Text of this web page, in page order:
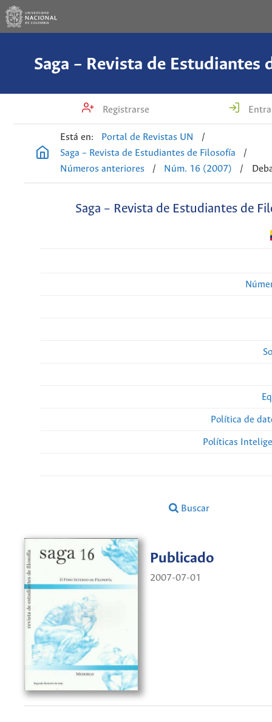
Saga – Revista de Estudiantes
Registrarse
Está en: Portal de Revistas UN
/
Saga – Revista de Estudiantes de Filosofía
/
Números anteriores
/ Núm. 16 (2007) /
Saga – Revista de Estudiantes de
Política de
Políticas
Buscar
Publicado
2007-07-01